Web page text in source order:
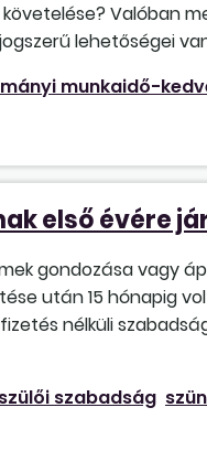
Valóban
lehetőségei
munkaidő-
első évére
gondozása vagy
után 15 hónapig
nélküli
szülői szabadság